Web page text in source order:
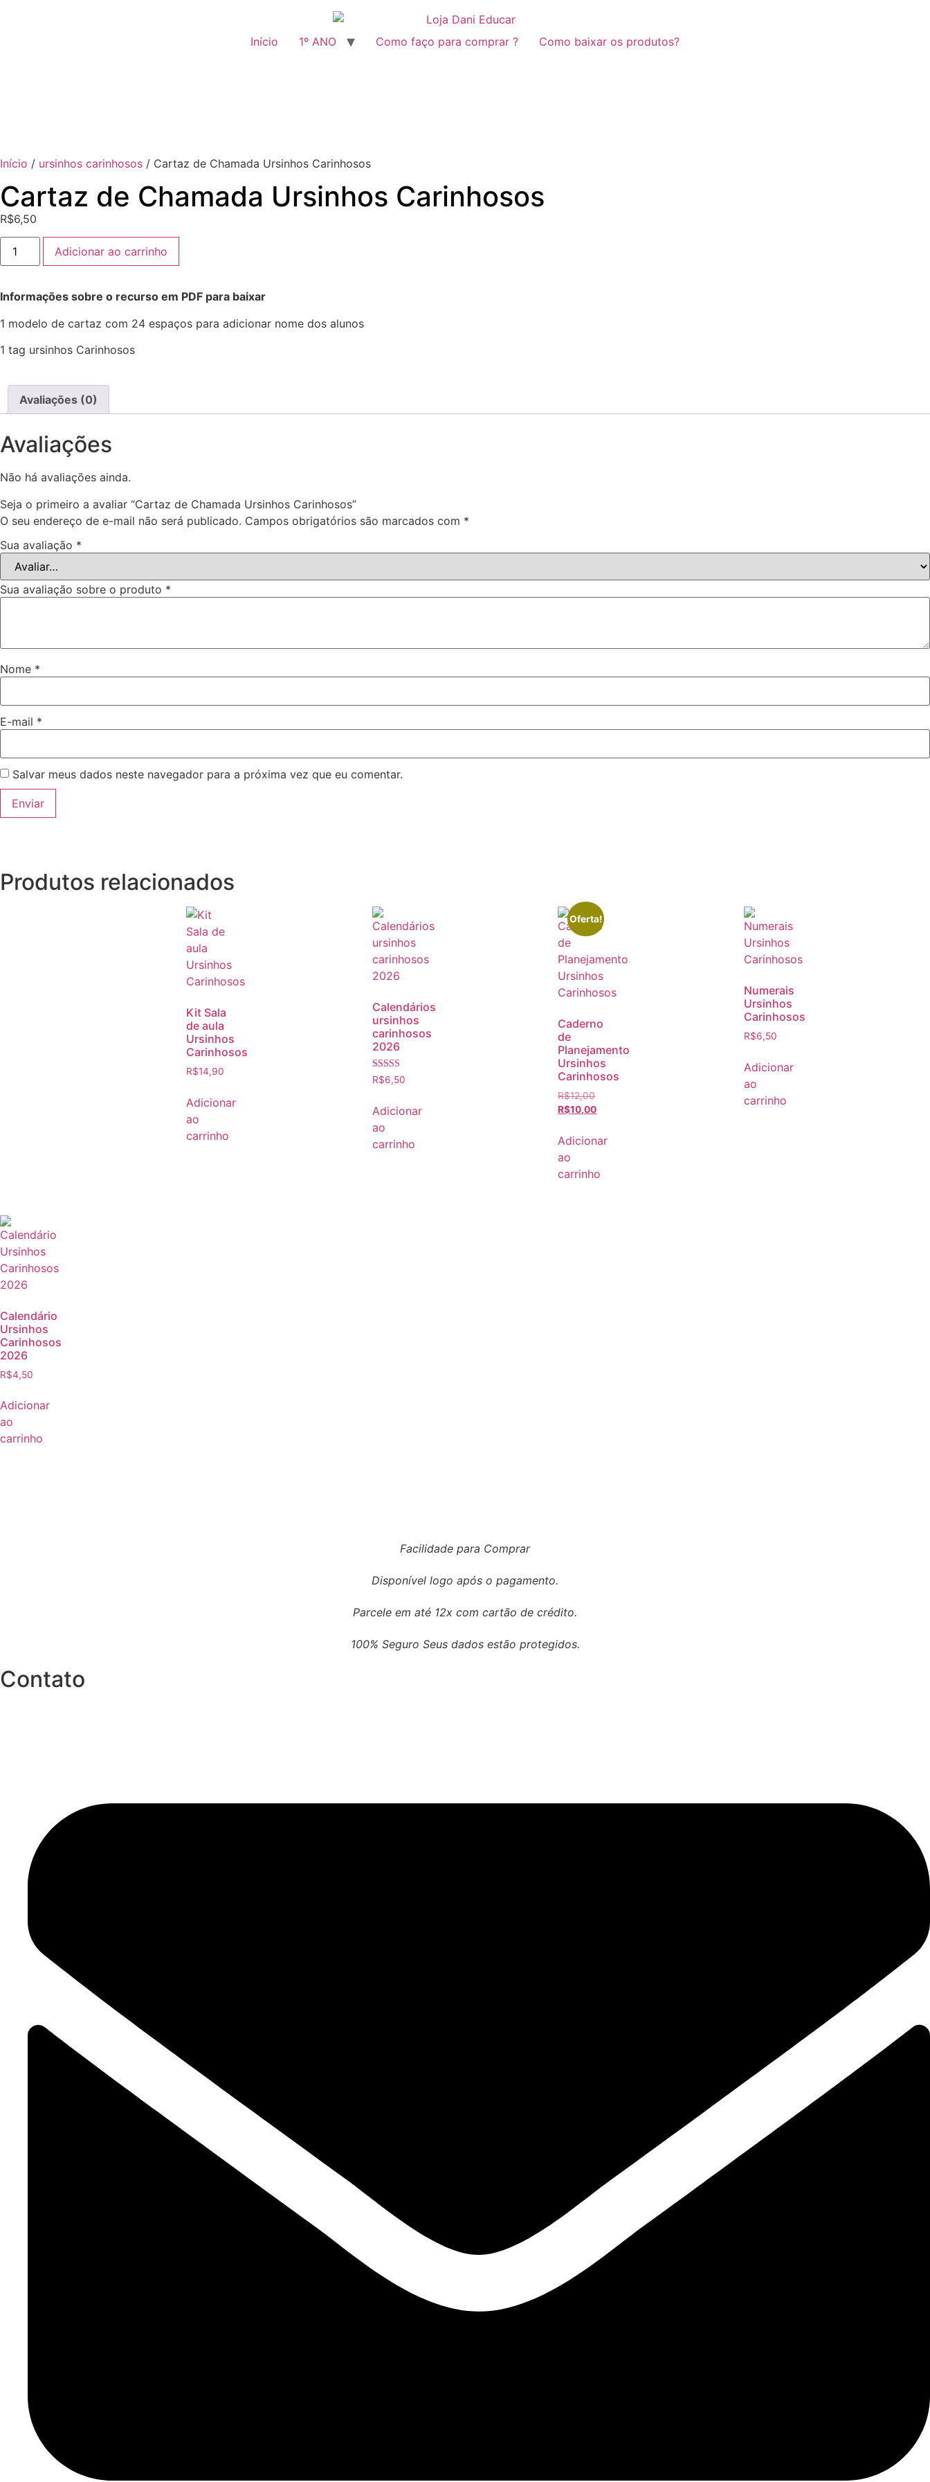
Início 1º ANO Como faço para comprar ? Como baixar os produtos?
Início / ursinhos carinhosos / Cartaz de Chamada Ursinhos Carinhosos
Cartaz de Chamada Ursinhos Carinhosos
R$6,50
Adicionar ao carrinho
Informações sobre o recurso em PDF para baixar
1 modelo de cartaz com 24 espaços para adicionar nome dos alunos
1 tag ursinhos Carinhosos
Avaliações (0)
Avaliações
Não há avaliações ainda.
Seja o primeiro a avaliar “Cartaz de Chamada Ursinhos Carinhosos”
O seu endereço de e-mail não será publicado. Campos obrigatórios são marcados com *
Sua avaliação *
Sua avaliação sobre o produto *
Nome *
E-mail *
Salvar meus dados neste navegador para a próxima vez que eu comentar.
Produtos relacionados
Kit Sala
de aula
Ursinhos
Carinhosos
R$14,90
Adicionar
ao
carrinho
Calendários
ursinhos
carinhosos
2026
Avaliação
5.00
R$6,50
Adicionar
ao
carrinho
Oferta!
Caderno
de
Planejamento
Ursinhos
Carinhosos
R$12,00
R$10,00
Adicionar
ao
carrinho
Numerais
Ursinhos
Carinhosos
R$6,50
Adicionar
ao
carrinho
Calendário
Ursinhos
Carinhosos
2026
R$4,50
Adicionar
ao
carrinho
Facilidade para Comprar
Disponível logo após o pagamento.
Parcele em até 12x com cartão de crédito.
100% Seguro Seus dados estão protegidos.
Contato